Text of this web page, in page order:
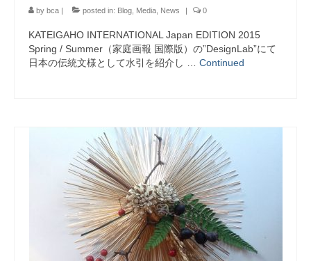
by bca | posted in: Blog Media News | 0
KATEIGAHO INTERNATIONAL Japan EDITION 2015
Spring / Summer（家庭画報 国際版）の”DesignLab”にて
日本の伝統文様として水引を紹介し … Continued